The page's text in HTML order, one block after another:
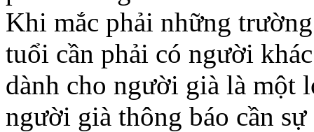
Khi mắc phải những
tuổi cần phải có người
dành cho người già là một
người già thông báo cần